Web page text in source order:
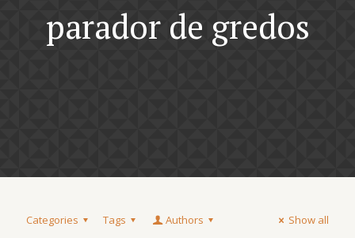
parador de gredos
Categories Tags Authors Show all